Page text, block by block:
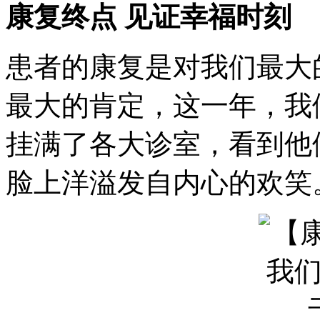
康复终点 见证幸福时刻
患者的康复是对我们最
最大的肯定，这一年，
挂满了各大诊室，看到
脸上洋溢发自内心的欢笑